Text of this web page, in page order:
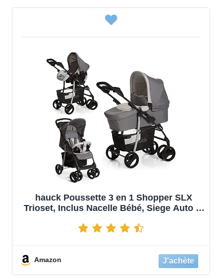
hauck Poussette 3 en 1 Shopper SLX
Trioset, Inclus Nacelle Bébé, Siege Auto et
kg, Pliable et Compacte, Gris
Amazon